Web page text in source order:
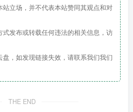
1日（含）–2020年8月31
幼儿。
立场，并不代表本站赞同其观点和对
发布或转载任何违法的相关信息，访
，如发现链接失效，请联系我们我们
THE END